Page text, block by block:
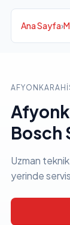
Ana Sayfa›
Bosch
Uzman teknik
yerinde